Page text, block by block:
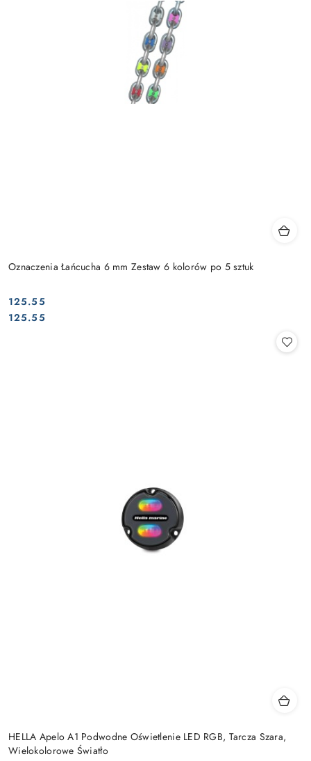
Oznaczenia Łańcucha 6 mm Zestaw 6 kolorów po 5 sztuk
Cena:
125.55
Cena:
125.55
HELLA Apelo A1 Podwodne Oświetlenie LED RGB, Tarcza Szara,
Wielokolorowe Światło